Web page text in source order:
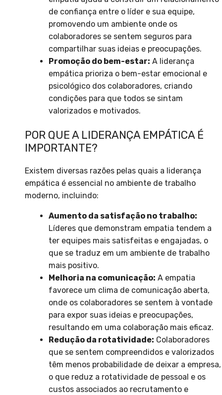
de confiança entre o líder e sua equipe,
promovendo um ambiente onde os
colaboradores se sentem seguros para
compartilhar suas ideias e preocupações.
Promoção do bem-estar: A liderança
empática prioriza o bem-estar emocional e
psicológico dos colaboradores, criando
condições para que todos se sintam
valorizados e motivados.
POR QUE A LIDERANÇA EMPÁTICA É
IMPORTANTE?
Existem diversas razões pelas quais a liderança
empática é essencial no ambiente de trabalho
moderno, incluindo:
Aumento da satisfação no trabalho:
Líderes que demonstram empatia tendem a
ter equipes mais satisfeitas e engajadas, o
que se traduz em um ambiente de trabalho
mais positivo.
Melhoria na comunicação: A empatia
favorece um clima de comunicação aberta,
onde os colaboradores se sentem à vontade
para expor suas ideias e preocupações,
resultando em uma colaboração mais eficaz.
Redução da rotatividade: Colaboradores
que se sentem compreendidos e valorizados
têm menos probabilidade de deixar a empresa,
o que reduz a rotatividade de pessoal e os
custos associados ao recrutamento e